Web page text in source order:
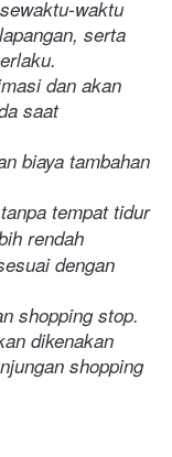
waktu
serta
dan akan
saat
biaya tambahan
Anak tanpa tempat tidur
rendah
dengan
shopping stop.
dikenakan
shopping